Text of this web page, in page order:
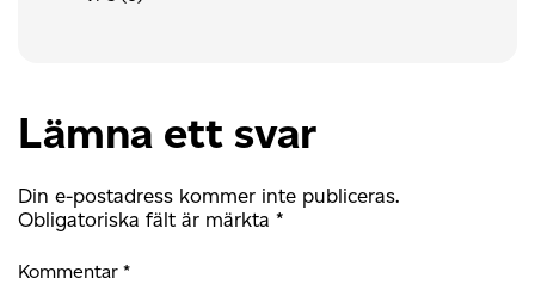
Lämna ett svar
Din e-postadress kommer inte publiceras.
Obligatoriska fält är märkta *
Kommentar *